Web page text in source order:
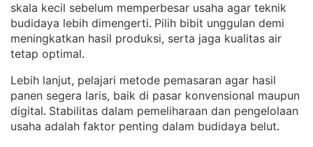
skala kecil sebelum memperbesar usaha agar teknik
budidaya lebih dimengerti. Pilih bibit unggulan demi
meningkatkan hasil produksi, serta jaga kualitas air
tetap optimal.
Lebih lanjut, pelajari metode pemasaran agar hasil
panen segera laris, baik di pasar konvensional maupun
digital. Stabilitas dalam pemeliharaan dan pengelolaan
usaha adalah faktor penting dalam budidaya belut.